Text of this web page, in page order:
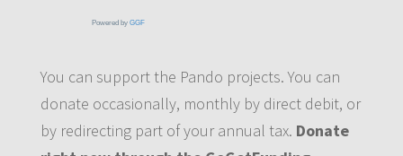
Powered by GGF
You can support the Pando projects. You can
donate occasionally, monthly by direct debit, or
by redirecting part of your annual tax. Donate